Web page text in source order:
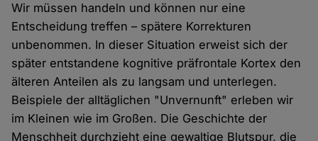
Wir müssen handeln und können nur eine
Entscheidung treffen – spätere Korrekturen
unbenommen. In dieser Situation erweist sich der
später entstandene kognitive präfrontale Kortex den
älteren Anteilen als zu langsam und unterlegen.
Beispiele der alltäglichen "Unvernunft" erleben wir
im Kleinen wie im Großen. Die Geschichte der
Menschheit durchzieht eine gewaltige Blutspur, die